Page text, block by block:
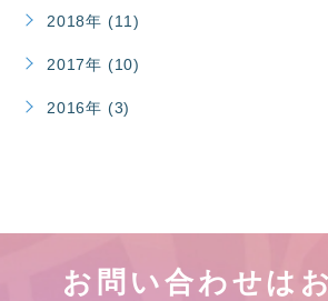
2018年 (11)
2017年 (10)
2016年 (3)
お問い合わせは